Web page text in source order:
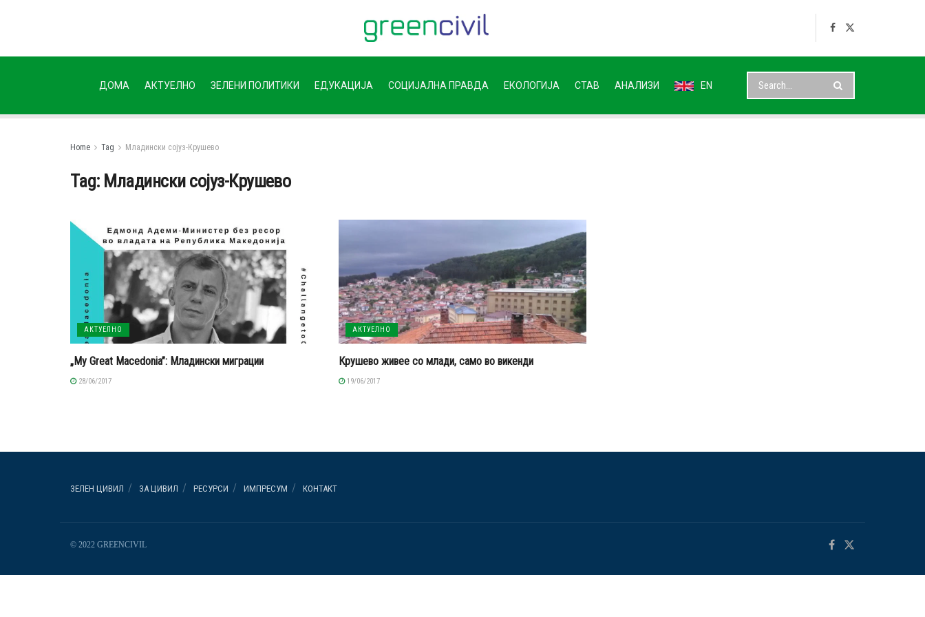
ДОМА АКТУЕЛНО ЗЕЛЕНИ ПОЛИТИКИ ЕДУКАЦИЈА СОЦИЈАЛНА ПРАВДА ЕКОЛОГИЈА СТАВ АНАЛИЗИ EN
Home Tag Младински сојуз-Крушево
Tag: Младински сојуз-Крушево
АКТУЕЛНО
„My Great Macedonia”: Младински миграции
28/06/2017
АКТУЕЛНО
Крушево живее со млади, само во викенди
19/06/2017
ЗЕЛЕН ЦИВИЛ ЗА ЦИВИЛ РЕСУРСИ ИМПРЕСУМ КОНТАКТ
© 2022 GREENCIVIL